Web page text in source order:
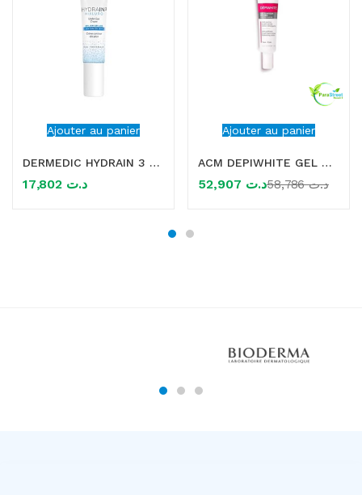
Ajouter au panier
DERMEDIC HYDRAIN 3 CREME CONTOUR DES YEUX HYDRATANT 15ML
د.ت
Ajouter au panier
ACM DEPIWHITE GEL CONTOUR DES YEUX 15ML
د.ت د.ت58,786